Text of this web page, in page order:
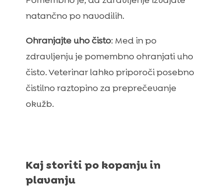
natančno po navodilih.
Ohranjajte uho čisto: Med in po
zdravljenju je pomembno ohranjati uho
čisto. Veterinar lahko priporoči posebno
čistilno raztopino za preprečevanje
okužb.
Kaj storiti po kopanju in
plavanju